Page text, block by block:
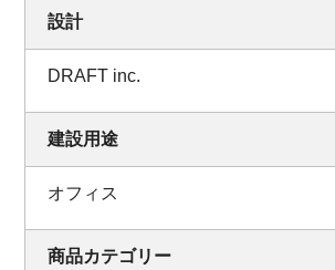
設計
DRAFT inc.
建設用途
オフィス
商品カテゴリー